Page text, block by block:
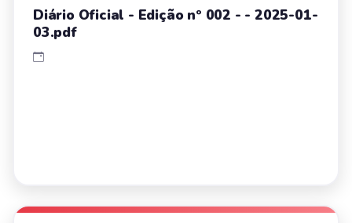
Diário Oficial - Edição nº 002 - - 2025-01-
03.pdf